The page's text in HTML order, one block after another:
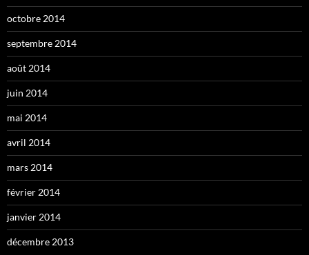
octobre 2014
septembre 2014
août 2014
juin 2014
mai 2014
avril 2014
mars 2014
février 2014
janvier 2014
décembre 2013